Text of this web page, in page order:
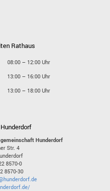
Rathaus
08:00 – 12:00 Uhr
13:00 – 16:00 Uhr
13:00 – 18:00 Uhr
Hunderdorf
Str. 4
8570-0
8570-30